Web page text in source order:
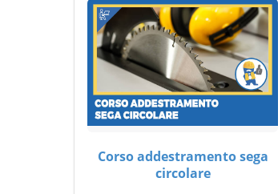
Corso addestramento sega
circolare